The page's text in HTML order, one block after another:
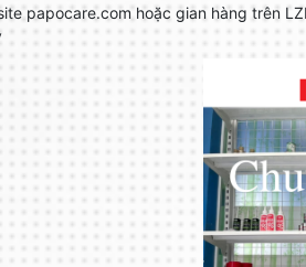
papocare.com hoặc gian hàng trên